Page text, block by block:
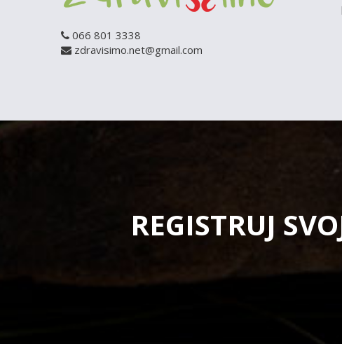
066 801 3338
zdravisimo.net@gmail.com
REGISTRUJ